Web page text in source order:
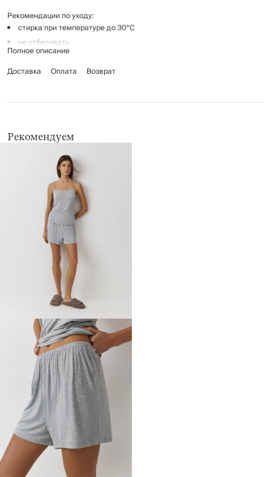
Рекомендации по уходу:
стирка при температуре до 30°C
не отбеливать
гладить при температуре до 110°C
химчистка запрещена
Полное описание
Доставка
Оплата Возврат
Рекомендуем